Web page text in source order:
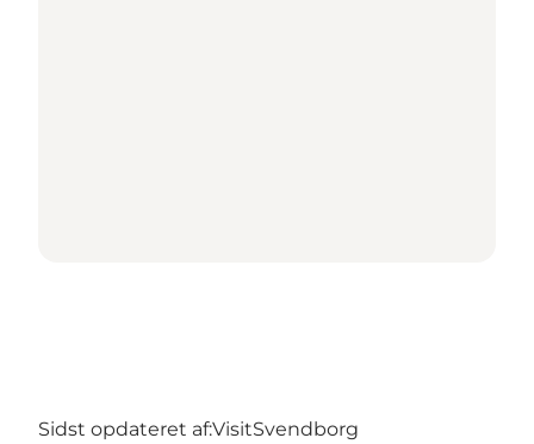
Sidst opdateret af:VisitSvendborg